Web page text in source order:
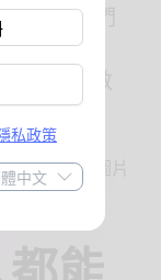
率。 我們
鬆釋放創
一同在數
私政策
中文
私政策
中文